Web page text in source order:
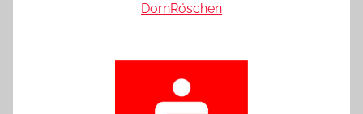
DornRöschen